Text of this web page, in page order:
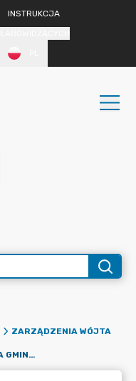
INSTRUKCJA
ZARZĄDZENIA WÓJTA
ZARZĄDZENIE NR 127/2024 WÓJTA GMINY RASZYN Z DNIA 24 LIPCA 2024R. W SPRAWIE POWOŁANIA KOMISJI EGZAMINACYJNEJ DLA NAUCZYCIELA UBIEGAJĄCEGO SIĘ O AWANS ZAWODOWY NA STOPIEŃ NAUCZYCIELA MIANOWANEGO